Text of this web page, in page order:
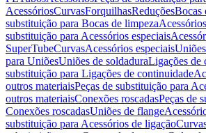
AcessóriosCurvasForquilhasReduçõesBocas
substituição para Bocas de limpeza
substituição para Acessórios especiais
SuperTubeCurvasAcessórios especiaisUniões
para UniõesUniões de soldaduraLigações de
substituição para Ligações de continuidade
outros materiaisPeças de substituição para
outros materiaisConexões roscadasPeças de
Conexões roscadasUniões de flange
substituição para Acessórios de ligação